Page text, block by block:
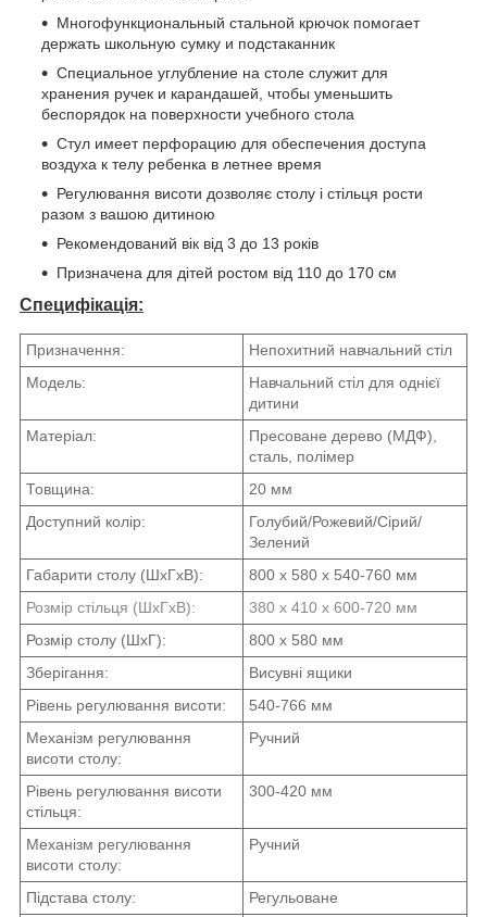
Многофункциональный стальной крючок помогает
держать школьную сумку и подстаканник
Специальное углубление на столе служит для
хранения ручек и карандашей, чтобы уменьшить
беспорядок на поверхности учебного стола
Стул имеет перфорацию для обеспечения доступа
воздуха к телу ребенка в летнее время
Регулювання висоти дозволяє столу і стільця рости
разом з вашою дитиною
Рекомендований вік від 3 до 13 років
Призначена для дітей ростом від 110 до 170 см
Специфікація:
Призначення:
Непохитний навчальний стіл
Модель:
Навчальний стіл для однієї
дитини
Матеріал:
Пресоване дерево (МДФ),
сталь, полімер
Товщина:
20 мм
Доступний колір:
Голубий/Рожевий/Сірий/
Зелений
Габарити столу (ШхГхВ):
800 х 580 х 540-760 мм
Розмір стільця (ШхГхВ):
380 x 410 x 600-720 мм
Розмір столу (ШхГ):
800 x 580 мм
Зберігання:
Висувні ящики
Рівень регулювання висоти:
540-766 мм
Механізм регулювання
висоти столу:
Ручний
Рівень регулювання висоти
стільця:
300-420 мм
Механізм регулювання
висоти столу:
Ручний
Підстава столу: Регульоване